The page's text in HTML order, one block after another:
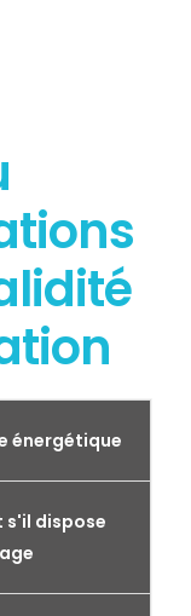
énergétique
dispose